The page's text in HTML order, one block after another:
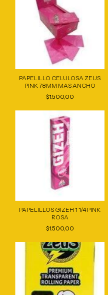
PAPELILLO CELULOSA ZEUS
PINK 78MM MAS ANCHO
$1.500,00
PAPELILLOS GIZEH 1 1/4 PINK
ROSA
$1.500,00